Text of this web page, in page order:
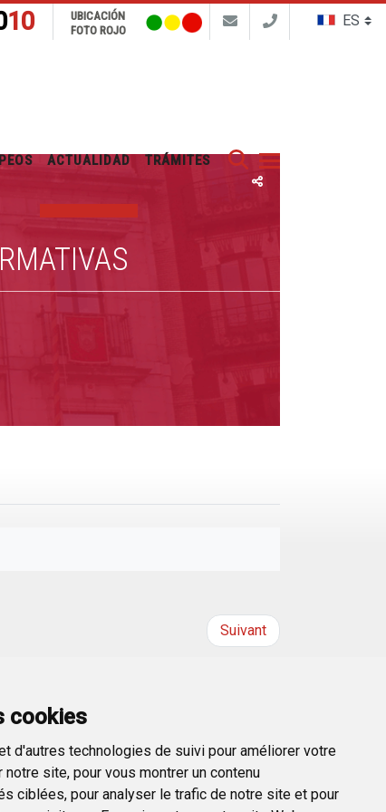
cookies
d'autres technologies de suivi pour améliorer votre
site, pour vous montrer un contenu
ciblées, pour analyser le trafic de notre site et pour
Buscar
010
UBICACIÓN
FOTO ROJO
ACTUALIDAD TRÁMITES
Suivant